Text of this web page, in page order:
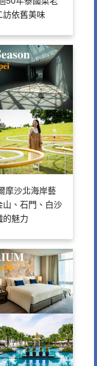
訪依舊美味
摩沙北海岸藝
山、石門、白沙
的魅力